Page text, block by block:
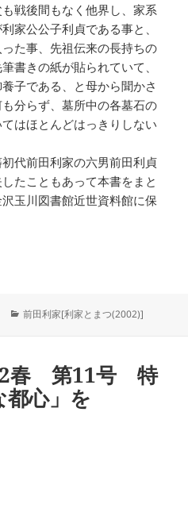
戦後間もなく他界し、家系
家公公子利貞である事と、
た事、先祖伝来の長持ちの
書きの紙が貼られていて、
子である、と母から聞かさ
分らず、墓所中の各墓石の
はほとんどはっきりしない
代前田利家の六男前田利貞
たこともあって本書をまと
玉川図書館近世資料館に保
家略系譜
カ
ー
前田利家[利家とまつ(2002)]
春 第11号 特
心」を